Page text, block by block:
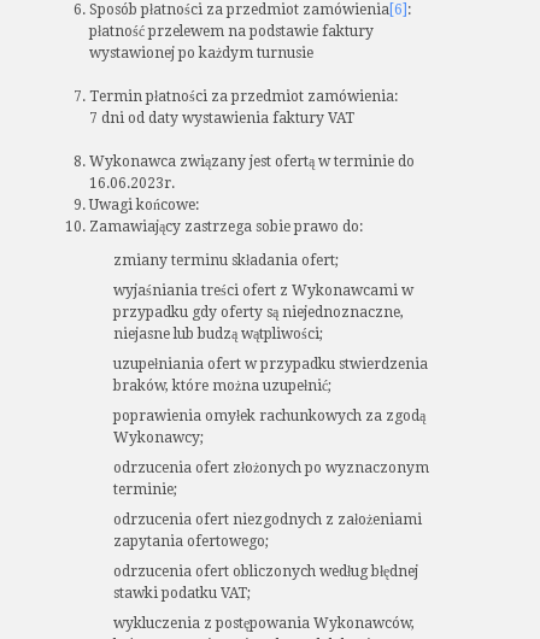
Sposób płatności za przedmiot zamówienia [6] :
płatność przelewem na podstawie faktury
wystawionej po każdym turnusie
Termin płatności za przedmiot zamówienia:
7 dni od daty wystawienia faktury VAT
Wykonawca związany jest ofertą w terminie do
16.06.2023r.
Uwagi końcowe:
Zamawiający zastrzega sobie prawo do:
zmiany terminu składania ofert;
wyjaśniania treści ofert z Wykonawcami w
przypadku gdy oferty są niejednoznaczne,
niejasne lub budzą wątpliwości;
uzupełniania ofert w przypadku stwierdzenia
braków, które można uzupełnić;
poprawienia omyłek rachunkowych za zgodą
Wykonawcy;
odrzucenia ofert złożonych po wyznaczonym
terminie;
odrzucenia ofert niezgodnych z założeniami
zapytania ofertowego;
odrzucenia ofert obliczonych według błędnej
stawki podatku VAT;
wykluczenia z postępowania Wykonawców,